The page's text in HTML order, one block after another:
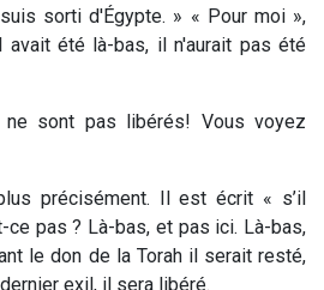
sorti d'Égypte. » « Pour moi »,
été là-bas, il n'aurait pas été
sont pas libérés! Vous voyez
précisément. Il est écrit « s’il
ce pas ? Là-bas, et pas ici. Là-bas,
le don de la Torah il serait resté,
exil, il sera libéré.